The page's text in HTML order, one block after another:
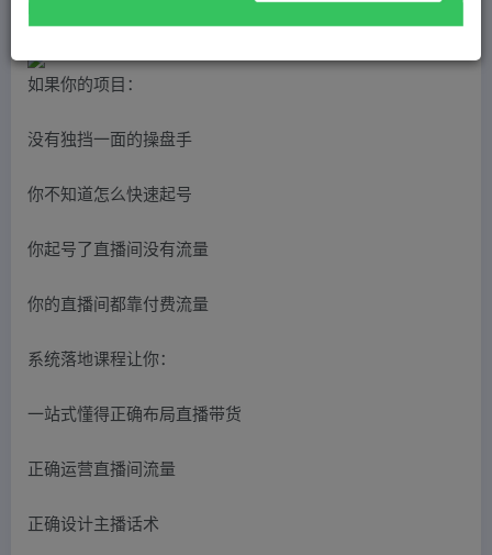
如果你的项目：
没有独挡一面的操盘手
你不知道怎么快速起号
你起号了直播间没有流量
你的直播间都靠付费流量
系统落地课程让你：
一站式懂得正确布局直播带货
正确运营直播间流量
正确设计主播话术